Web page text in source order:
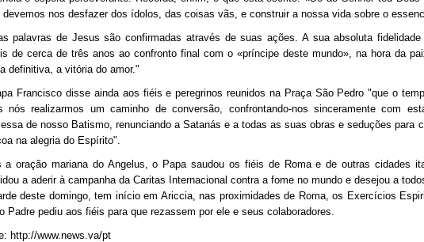
devemos nos desfazer dos ídolos, das coisas vãs, e construir a nossa vida sobre o
palavras de Jesus são confirmadas através de suas ações. A sua absoluta
de cerca de três anos ao confronto final com o «príncipe deste mundo», na hora da
definitiva, a vitória do amor."
Francisco disse ainda aos fiéis e peregrinos reunidos na Praça São Pedro "que o
nós realizarmos um caminho de conversão, confrontando-nos sinceramente com
de nosso Batismo, renunciando a Satanás e a todas as suas obras e seduções para
na alegria do Espírito".
a oração mariana do Angelus, o Papa saudou os fiéis de Roma e de outras cidades
a aderir à campanha da Caritas Internacional contra a fome no mundo e desejou a
deste domingo, tem início em Ariccia, nas proximidades de Roma, os Exercícios
Padre pediu aos fiéis para que rezassem por ele e seus colaboradores.
http://www.news.va/pt